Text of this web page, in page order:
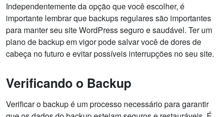
Independentemente da opção que você escolher, é
importante lembrar que backups regulares são importantes
para manter seu site WordPress seguro e saudável. Ter um
plano de backup em vigor pode salvar você de dores de
cabeça no futuro e evitar possíveis interrupções no seu site.
Verificando o Backup
Verificar o backup é um processo necessário para garantir